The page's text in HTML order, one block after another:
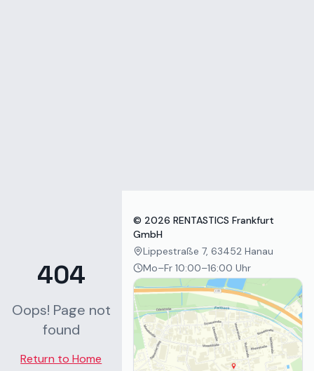
404
Oops! Page not
found
Return to Home
© 2026 RENTASTICS Frankfurt
GmbH
Lippestraße 7, 63452 Hanau
Mo–Fr 10:00–16:00 Uhr